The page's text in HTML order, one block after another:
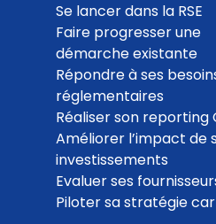
Détails
%
Actions de réduction de
Se lancer dans la RSE
Faire progresser une
démarche existante
Répondre à ses
réglementaires
Réaliser son reporting
Améliorer l’impact de
investissements
Evaluer ses
Piloter sa stratégie